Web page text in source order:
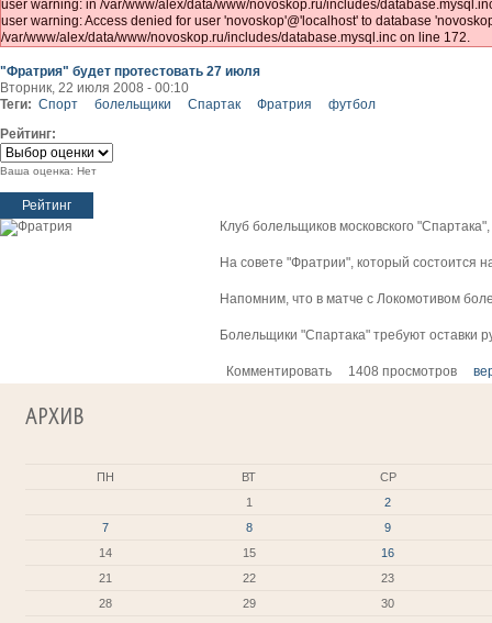
user warning: in /var/www/alex/data/www/novoskop.ru/includes/
user warning: Access denied for user 'novoskop'@'localhost' to database
/var/www/alex/data/www/novoskop.ru/includes/database.mysql.inc on line 172.
"Фратрия" будет протестовать 27 июля
Вторник, 22 июля 2008 - 00:10
Теги: Спорт болельщики Спартак Фратрия
футбол
Рейтинг:
Ваша оценка: Нет
Клуб болельщиков московского
На совете "Фратрии", который состоится
Напомним, что в матче с Локомотивом
Болельщики "Спартака" требуют оставки
Комментировать 1408 просмотров
АРХИВ
ПН ВТ
СР
1
2
7
8
9
14
15
16
21
22
23
28
29 30